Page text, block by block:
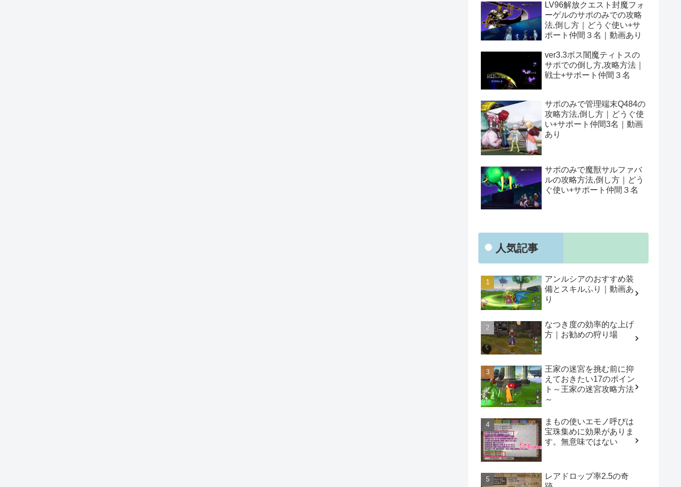
LV96解放クエスト封魔フォ
ーゲルのサポのみでの攻略
法,倒し方｜どうぐ使い+サ
ポート仲間３名｜動画あり
ver3.3ボス闇魔ティトスの
サポでの倒し方,攻略方法｜
戦士+サポート仲間３名
サポのみで管理端末Q484の
攻略方法,倒し方｜どうぐ使
い+サポート仲間3名｜動画
あり
サポのみで魔獣サルファバ
ルの攻略方法,倒し方｜どう
ぐ使い+サポート仲間３名
人気記事
アンルシアのおすすめ装
備とスキルふり｜動画あ
り
なつき度の効率的な上げ
方｜お勧めの狩り場
王家の迷宮を挑む前に抑
えておきたい17のポイン
ト～王家の迷宮攻略方法
～
まもの使いエモノ呼びは
宝珠集めに効果がありま
す。無意味ではない
レアドロップ率2.5の奇